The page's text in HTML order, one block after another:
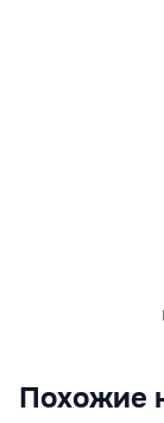
Похожие